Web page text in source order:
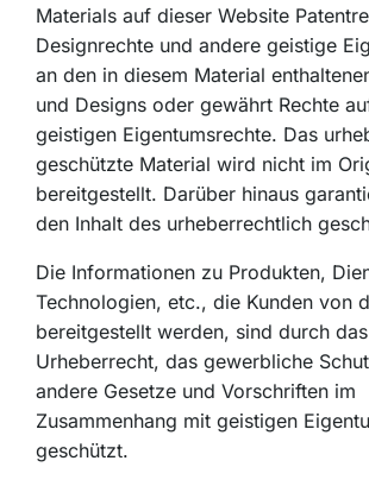
Materials auf dieser Website
Designrechte und andere geistige
an den in diesem Material
und Designs oder gewährt Rechte
geistigen Eigentumsrechte. Das
geschützte Material wird nicht im
bereitgestellt. Darüber hinaus
den Inhalt des urheberrechtlich
Die Informationen zu Produkten,
Technologien, etc., die Kunden von
bereitgestellt werden, sind durch das
Urheberrecht, das gewerbliche
andere Gesetze und Vorschriften im
Zusammenhang mit geistigen
geschützt.